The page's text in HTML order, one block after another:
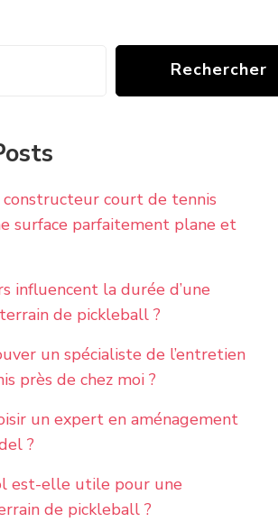
Rechercher
court de tennis
surface parfaitement plane et
influencent la durée d’une
de pickleball ?
un spécialiste de l’entretien
près de chez moi ?
un expert en aménagement
?
est-elle utile pour une
de pickleball ?